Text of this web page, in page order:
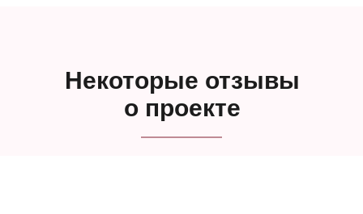
Некоторые отзывы
о проекте